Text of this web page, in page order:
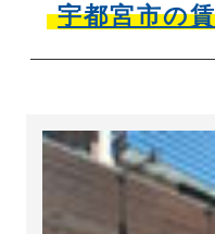
宇都宮市の